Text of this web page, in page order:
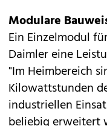
Modulare
Ein Einzelmodul
Daimler eine
"Im Heimbereich
Kilowattstunden
industriellen